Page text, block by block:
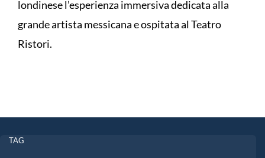
londinese l’esperienza immersiva dedicata alla
grande artista messicana e ospitata al Teatro
Ristori.
TAG